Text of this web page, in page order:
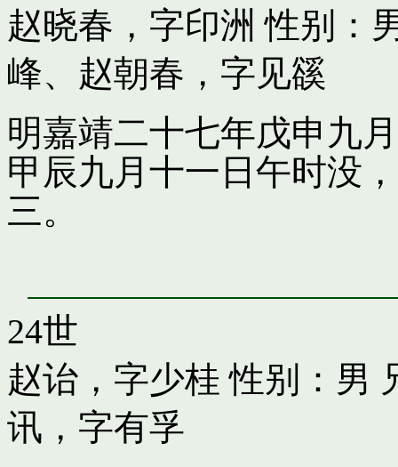
赵晓春，字印洲 性别：
峰、 赵朝春，字见豀
明嘉靖二十七年戊申九
甲辰九月十一日午时没
三。
24世
赵诒，字少桂 性别：男
讯，字有孚